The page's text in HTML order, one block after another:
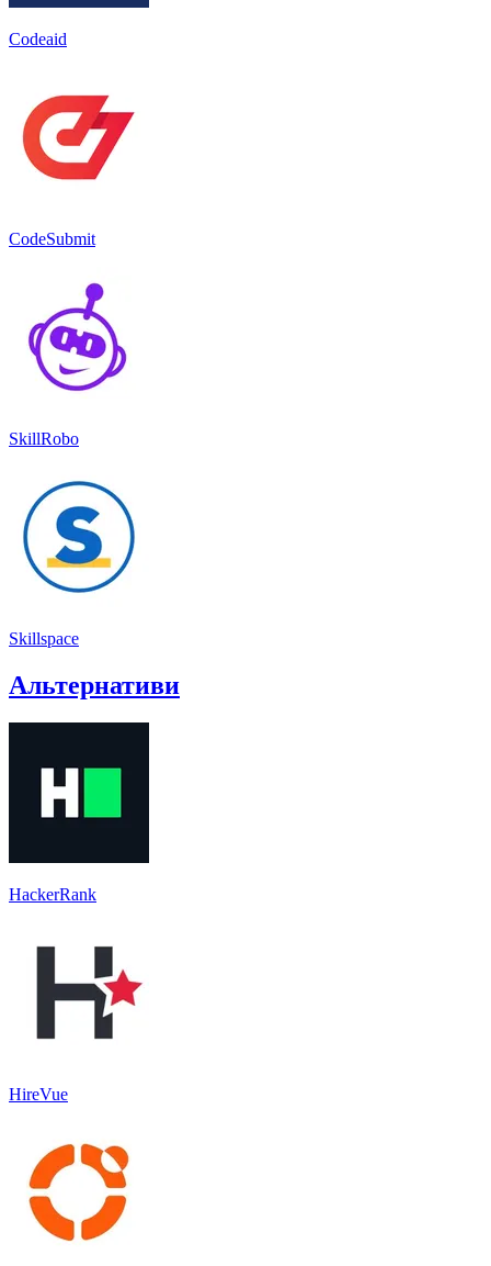
Codeaid
CodeSubmit
SkillRobo
Skillspace
Альтернативи
HackerRank
HireVue